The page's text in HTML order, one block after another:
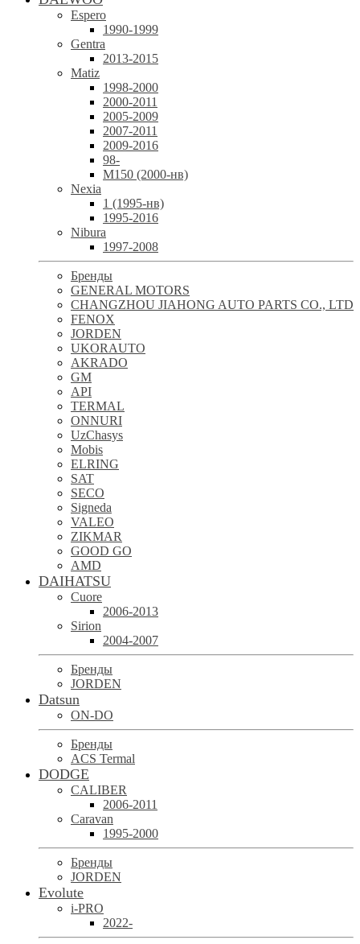
Espero
1990-1999
Gentra
2013-2015
Matiz
1998-2000
2000-2011
2005-2009
2007-2011
2009-2016
98-
М150 (2000-нв)
Nexia
1 (1995-нв)
1995-2016
Nibura
1997-2008
Бренды
GENERAL MOTORS
CHANGZHOU JIAHONG AUTO PARTS CO., LTD
FENOX
JORDEN
UKORAUTO
AKRADO
GM
API
TERMAL
ONNURI
UzChasys
Mobis
ELRING
SAT
SECO
Signeda
VALEO
ZIKMAR
GOOD GO
AMD
DAIHATSU
Cuore
2006-2013
Sirion
2004-2007
Бренды
JORDEN
Datsun
ON-DO
Бренды
ACS Termal
DODGE
CALIBER
2006-2011
Caravan
1995-2000
Бренды
JORDEN
Evolute
i-PRO
2022-